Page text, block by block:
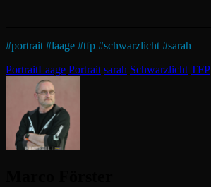
#portrait #laage #tfp #schwarzlicht #sarah
Categories
PortraitTags,
Laage Portrait sarah Schwarzlicht TFP